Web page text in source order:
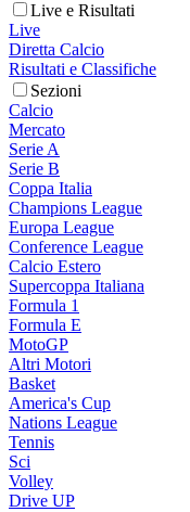
Live e Risultati
Live
Diretta Calcio
Risultati e Classifiche
Sezioni
Calcio
Mercato
Serie A
Serie B
Coppa Italia
Champions League
Europa League
Conference League
Calcio Estero
Supercoppa Italiana
Formula 1
Formula E
MotoGP
Altri Motori
Basket
America's Cup
Nations League
Tennis
Sci
Volley
Drive UP